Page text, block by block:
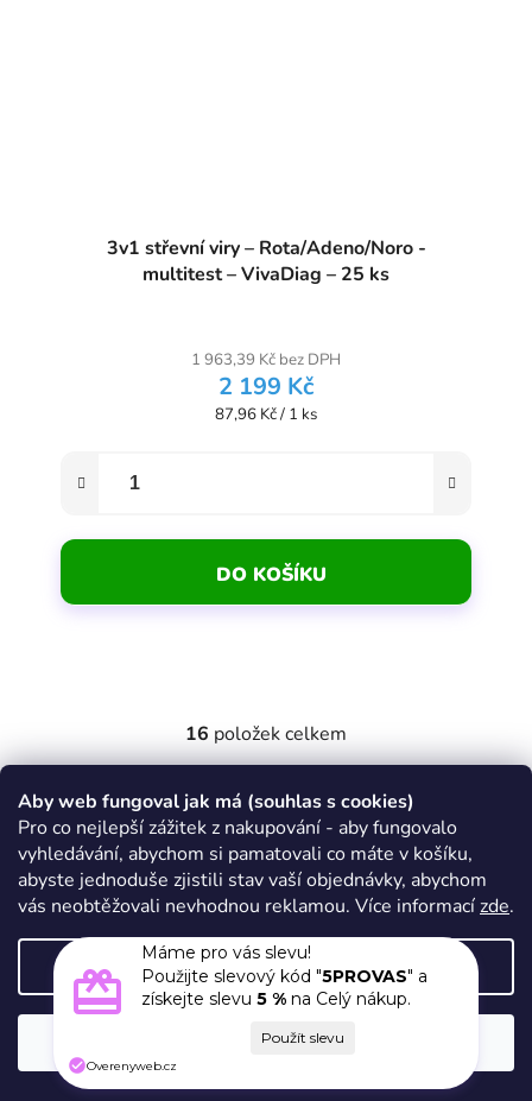
Aby web fungoval jak má (souhlas s cookies)
Pro co nejlepší zážitek z nakupování - aby fungovalo
vyhledávání, abychom si pamatovali co máte v košíku,
abyste jednoduše zjistili stav vaší objednávky, abychom
vás neobtěžovali nevhodnou reklamou. Více informacízde.
Nastavení
Souhlasím
3v1 střevní viry – Rota/Adeno/Noro -
multitest – VivaDiag – 25 ks
1 963,39 Kč bez DPH
2 199 Kč
Měrná cena:
87,96 Kč / 1 ks
DO KOŠÍKU
Ovládací prvky výpisu
16 položek celkem
Zápatí
Máme pro vás slevu!
Použijte slevový kód "5PROVAS" a
získejte slevu 5 % na Celý nákup.
Overenyweb.cz